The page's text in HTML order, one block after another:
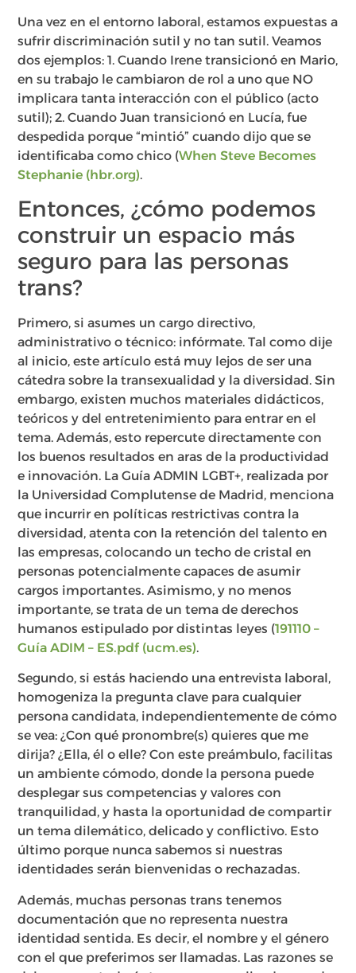
Una vez en el entorno laboral, estamos expuestas a
sufrir discriminación sutil y no tan sutil. Veamos
dos ejemplos: 1. Cuando Irene transicionó en Mario,
en su trabajo le cambiaron de rol a uno que NO
implicara tanta interacción con el público (acto
sutil); 2. Cuando Juan transicionó en Lucía, fue
despedida porque “mintió” cuando dijo que se
identificaba como chico (When Steve Becomes
Stephanie (hbr.org).
Entonces, ¿cómo podemos
construir un espacio más
seguro para las personas
trans?
Primero, si asumes un cargo directivo,
administrativo o técnico: infórmate. Tal como dije
al inicio, este artículo está muy lejos de ser una
cátedra sobre la transexualidad y la diversidad. Sin
embargo, existen muchos materiales didácticos,
teóricos y del entretenimiento para entrar en el
tema. Además, esto repercute directamente con
los buenos resultados en aras de la productividad
e innovación. La Guía ADMIN LGBT+, realizada por
la Universidad Complutense de Madrid, menciona
que incurrir en políticas restrictivas contra la
diversidad, atenta con la retención del talento en
las empresas, colocando un techo de cristal en
personas potencialmente capaces de asumir
cargos importantes. Asimismo, y no menos
importante, se trata de un tema de derechos
humanos estipulado por distintas leyes (191110 –
Guía ADIM – ES.pdf (ucm.es).
Segundo, si estás haciendo una entrevista laboral,
homogeniza la pregunta clave para cualquier
persona candidata, independientemente de cómo
se vea: ¿Con qué pronombre(s) quieres que me
dirija? ¿Ella, él o elle? Con este preámbulo, facilitas
un ambiente cómodo, donde la persona puede
desplegar sus competencias y valores con
tranquilidad, y hasta la oportunidad de compartir
un tema dilemático, delicado y conflictivo. Esto
último porque nunca sabemos si nuestras
identidades serán bienvenidas o rechazadas.
Además, muchas personas trans tenemos
documentación que no representa nuestra
identidad sentida. Es decir, el nombre y el género
con el que preferimos ser llamadas. Las razones se